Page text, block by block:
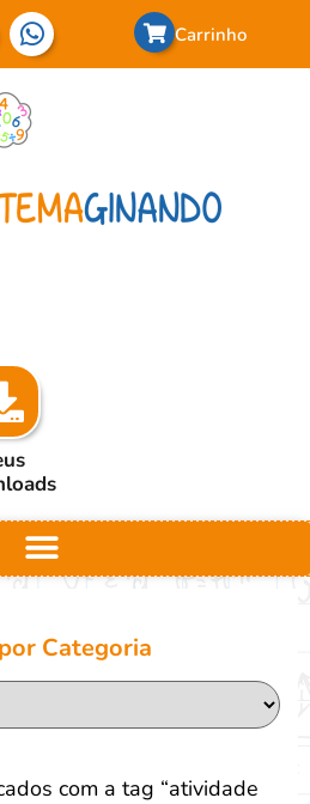
Carrinho
Categoria
com a tag “atividade